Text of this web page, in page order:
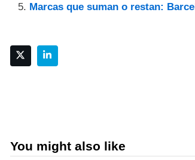
Marcas que suman o restan:
You might also like